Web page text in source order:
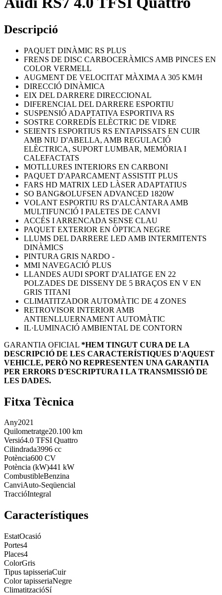
Descripció
PAQUET DINÀMIC RS PLUS
FRENS DE DISC CARBOCERÀMICS AMB PINCES EN
COLOR VERMELL
AUGMENT DE VELOCITAT MÀXIMA A 305 KM/H
DIRECCIÓ DINÀMICA
EIX DEL DARRERE DIRECCIONAL
DIFERENCIAL DEL DARRERE ESPORTIU
SUSPENSIÓ ADAPTATIVA ESPORTIVA RS
SOSTRE CORREDÍS ELÈCTRIC DE VIDRE
SEIENTS ESPORTIUS RS ENTAPISSATS EN CUIR
AMB NIU D'ABELLA, AMB REGULACIÓ
ELÈCTRICA, SUPORT LUMBAR, MEMÒRIA I
CALEFACTATS
MOTLLURES INTERIORS EN CARBONI
PAQUET D'APARCAMENT ASSISTIT PLUS
FARS HD MATRIX LED LÀSER ADAPTATIUS
SO BANG&OLUFSEN ADVANCED 1820W
VOLANT ESPORTIU RS D'ALCÀNTARA AMB
MULTIFUNCIÓ I PALETES DE CANVI
ACCÉS I ARRENCADA SENSE CLAU
PAQUET EXTERIOR EN ÒPTICA NEGRE
LLUMS DEL DARRERE LED AMB INTERMITENTS
DINÀMICS
PINTURA GRIS NARDO -
MMI NAVEGACIÓ PLUS
LLANDES AUDI SPORT D'ALIATGE EN 22
POLZADES DE DISSENY DE 5 BRAÇOS EN V EN
GRIS TITANI
CLIMATITZADOR AUTOMÀTIC DE 4 ZONES
RETROVISOR INTERIOR AMB
ANTIENLLUERNAMENT AUTOMÀTIC
IL·LUMINACIÓ AMBIENTAL DE CONTORN
GARANTIA OFICIAL *HEM TINGUT CURA DE LA
DESCRIPCIÓ DE LES CARACTERÍSTIQUES D'AQUEST
VEHICLE, PERÒ NO REPRESENTEN UNA GARANTIA
PER ERRORS D'ESCRIPTURA I LA TRANSMISSIÓ DE
LES DADES.
Fitxa Tècnica
Any2021
Quilometratge20.100 km
Versió4.0 TFSI Quattro
Cilindrada3996 cc
Potència600 CV
Potència (kW)441 kW
CombustibleBenzina
CanviAuto-Seqüencial
TraccióIntegral
Característiques
EstatOcasió
Portes4
Places4
ColorGris
Tipus tapisseriaCuir
Color tapisseriaNegre
ClimatitzacióSí